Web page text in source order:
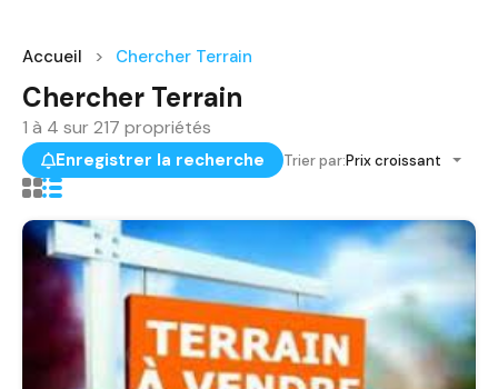
Accueil Chercher Terrain
Chercher Terrain
1 à 4 sur217 propriétés
Enregistrer la recherche Trier par:Prix croissant